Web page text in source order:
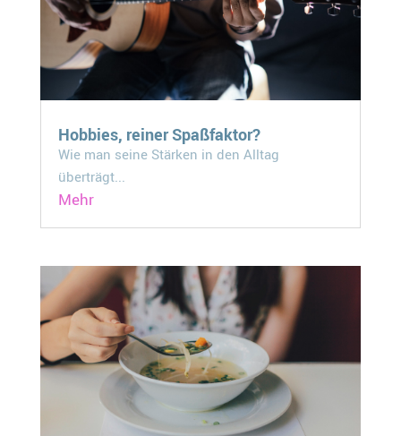
Hobbies, reiner Spaßfaktor?
Wie man seine Stärken in den Alltag
überträgt...
Mehr